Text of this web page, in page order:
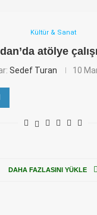
Kültür & Sanat
atölye
Sedef Turan 10
DAHA FAZLASINI YÜKLE